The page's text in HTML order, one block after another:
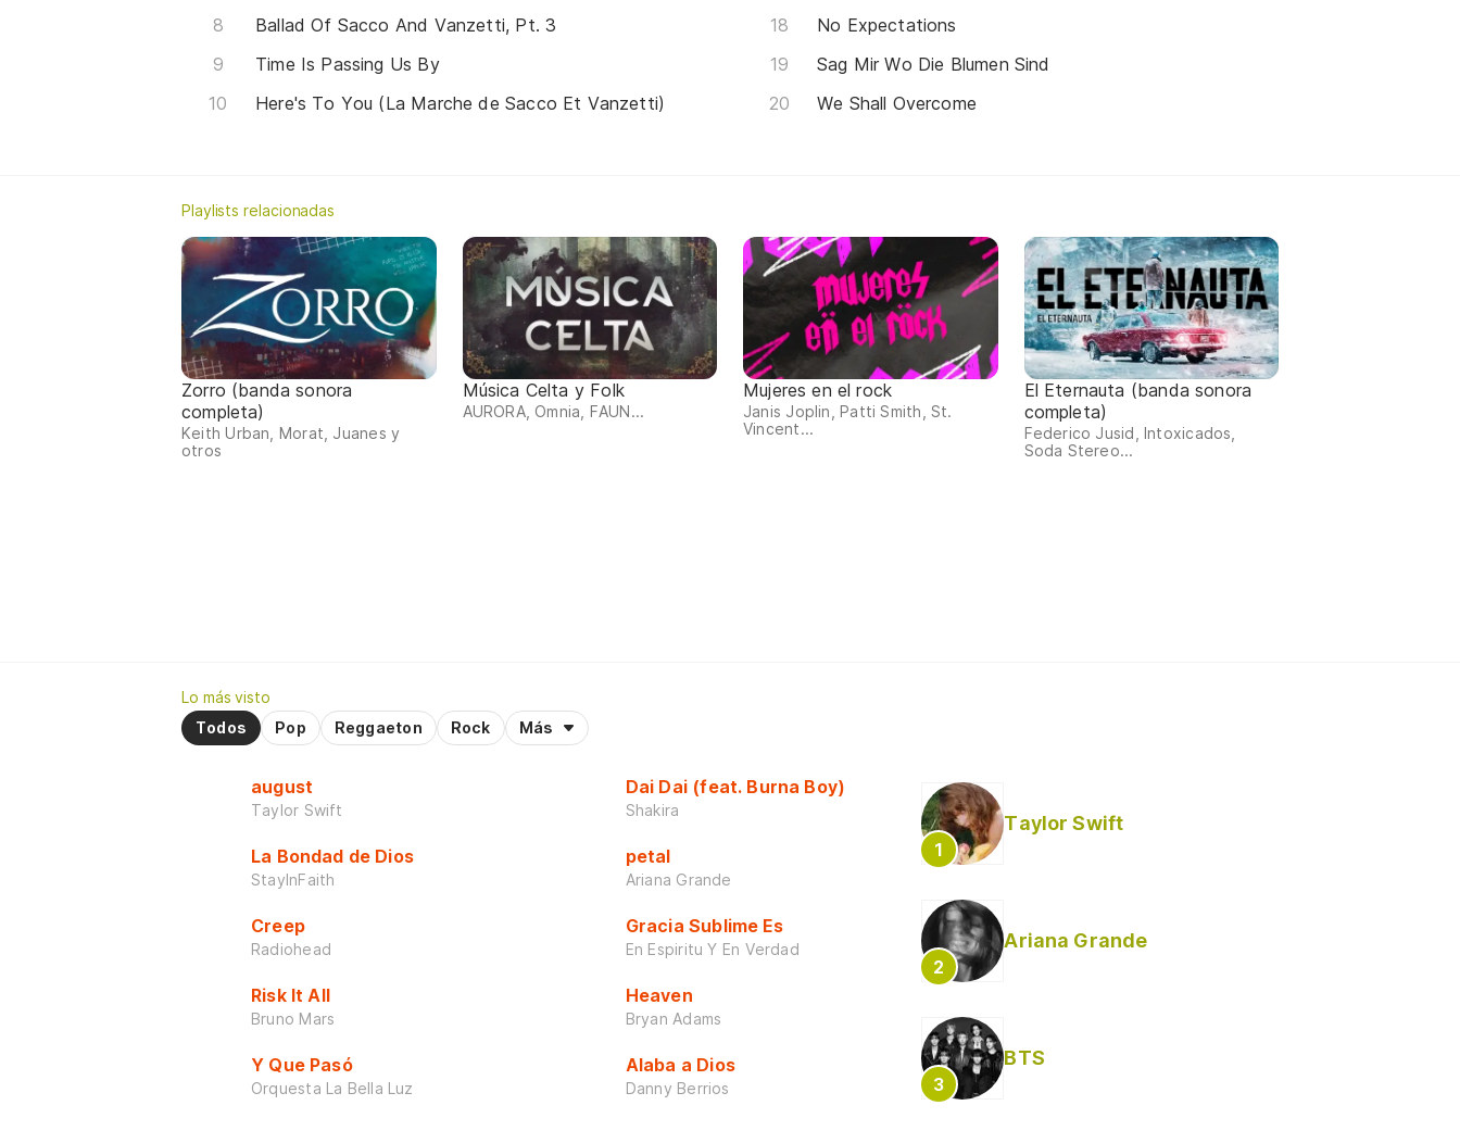
Ballad Of Sacco And Vanzetti, Pt. 3
Time Is Passing Us By
Here's To You (La Marche de Sacco Et Vanzetti)
No Expectations
Sag Mir Wo Die Blumen Sind
We Shall Overcome
Playlists relacionadas
Zorro (banda sonora
completa)
Keith Urban, Morat, Juanes y
otros
Música Celta y Folk
AURORA, Omnia, FAUN...
Mujeres en el rock
Janis Joplin, Patti Smith, St.
Vincent...
El Eternauta (banda sonora
completa)
Federico Jusid, Intoxicados,
Soda Stereo...
Lo más visto
Todos
Pop Reggaeton Rock Más
august
Taylor Swift
La Bondad de Dios
StayInFaith
Creep
Radiohead
Risk It All
Bruno Mars
Y Que Pasó
Orquesta La Bella Luz
Dai Dai (feat. Burna Boy)
Shakira
petal
Ariana Grande
Gracia Sublime Es
En Espiritu Y En Verdad
Heaven
Bryan Adams
Alaba a Dios
Danny Berrios
Taylor Swift
Ariana Grande
BTS